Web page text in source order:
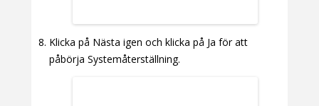
Klicka på Nästa igen och klicka på Ja för att
påbörja Systemåterställning.